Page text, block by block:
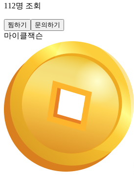
112명 조회
찜하기 문의하기
마이클잭슨